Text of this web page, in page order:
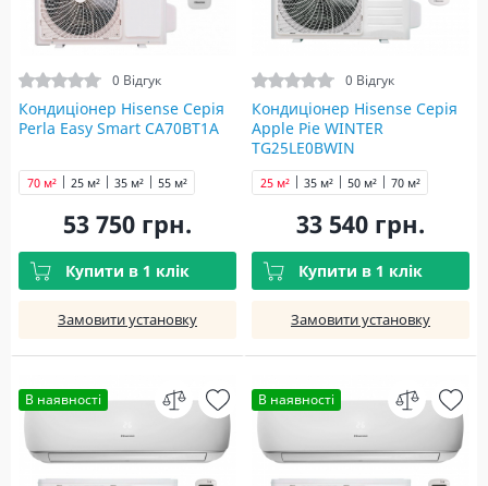
0 Відгук
Кондиціонер Hisense Серія
Perla Easy Smart CA70BT1A
25 м² 35 м² 55 м²
70 м²
53 750 грн.
Купити в 1 клік
Замовити установку
0 Відгук
Кондиціонер Hisense Серія
Apple Pie WINTER
TG25LE0BWIN
25 м² 35 м² 50 м² 70 м²
33 540 грн.
Купити в 1 клік
Замовити установку
В наявності В наявності